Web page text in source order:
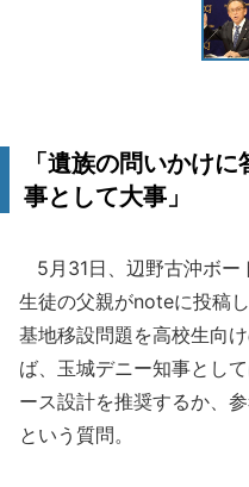
「遺族の問いかけ
事として大事」
5月31日、辺野古沖ボー
生徒の父親がnoteに投稿
基地移設問題を高校生向
ば、玉城デニー知事とし
ース設計を推奨するか、
という質問。